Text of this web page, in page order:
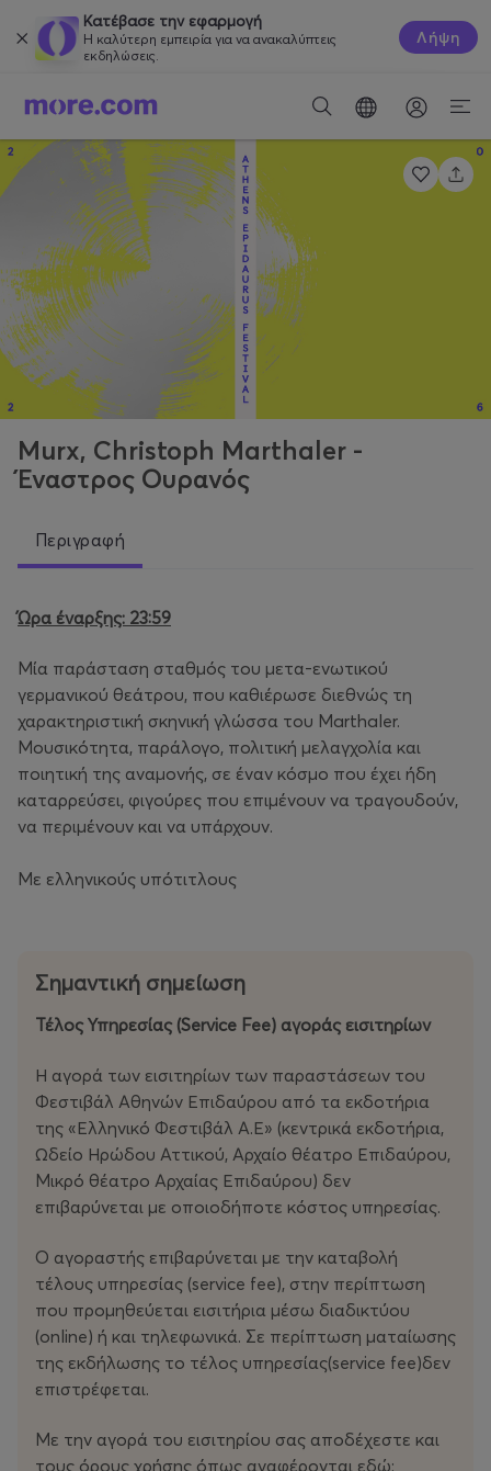
Κατέβασε την εφαρμογή
Η καλύτερη εμπειρία για να ανακαλύπτεις
εκδηλώσεις.
Λήψη
Murx, Christoph Marthaler -
Έναστρος Ουρανός
Περιγραφή
Ώρα έναρξης: 23:59
Μία παράσταση σταθμός του μετα-ενωτικού
γερμανικού θεάτρου, που καθιέρωσε διεθνώς τη
χαρακτηριστική σκηνική γλώσσα του Marthaler.
Μουσικότητα, παράλογο, πολιτική μελαγχολία και
ποιητική της αναμονής, σε έναν κόσμο που έχει ήδη
καταρρεύσει, φιγούρες που επιμένουν να τραγουδούν,
να περιμένουν και να υπάρχουν.
Με ελληνικούς υπότιτλους
Σημαντική σημείωση
Τέλος Υπηρεσίας (Service Fee) αγοράς εισιτηρίων
Η αγορά των εισιτηρίων των παραστάσεων του
Φεστιβάλ Αθηνών Επιδαύρου από τα εκδοτήρια
της «Ελληνικό Φεστιβάλ Α.Ε» (κεντρικά εκδοτήρια,
Ωδείο Ηρώδου Αττικού, Αρχαίο θέατρο Επιδαύρου,
Μικρό θέατρο Αρχαίας Επιδαύρου) δεν
επιβαρύνεται με οποιοδήποτε κόστος υπηρεσίας.
Ο αγοραστής επιβαρύνεται με την καταβολή
τέλους υπηρεσίας (service fee), στην περίπτωση
που προμηθεύεται εισιτήρια μέσω διαδικτύου
(οnline) ή και τηλεφωνικά. Σε περίπτωση ματαίωσης
της εκδήλωσης το τέλος υπηρεσίας(service fee)δεν
επιστρέφεται.
Με την αγορά του εισιτηρίου σας αποδέχεστε και
τους όρους χρήσης όπως αναφέρονται εδώ: